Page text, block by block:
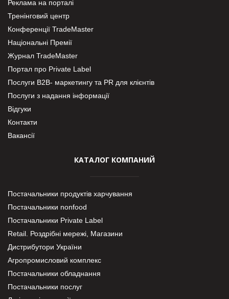
Реклама на порталі
Тренінговий центр
Конференції TradeMaster
Національні Премії
Журнал TradeMaster
Портал про Private Label
Послуги В2В- маркетингу та PR для клієнтів
Послуги з надання інформації
Відгуки
Контакти
Вакансії
КАТАЛОГ КОМПАНИЙ
Постачальники продуктів харчування
Постачальники nonfood
Постачальники Private Label
Retail. Роздрібні мережі, Магазини
Дистрибутори України
Агропромисловий комплекс
Постачальники обладнання
Постачальники послуг